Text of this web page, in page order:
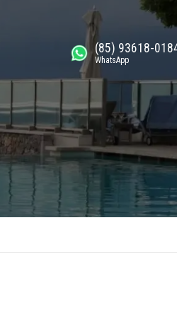
(85) 93618-
WhatsApp